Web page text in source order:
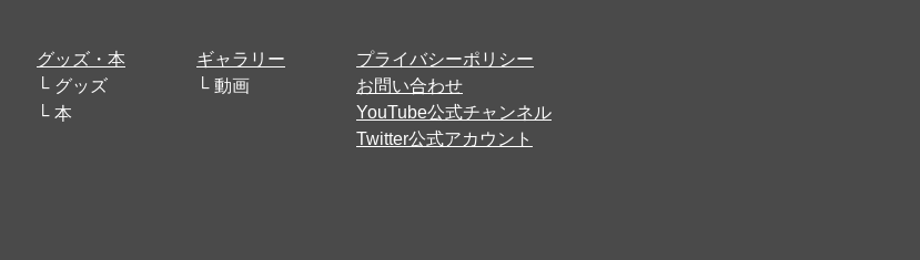
グッズ・本
グッズ
本
ギャラリー
動画
プライバシーポリシー
お問い合わせ
YouTube公式チャンネル
Twitter公式アカウント